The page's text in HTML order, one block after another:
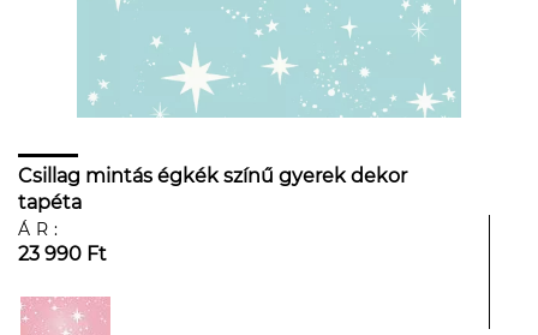
Csillag mintás égkék színű gyerek dekor
tapéta
ÁR:
23 990 Ft